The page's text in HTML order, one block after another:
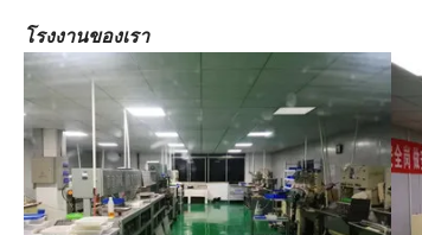
โรงงานของเรา